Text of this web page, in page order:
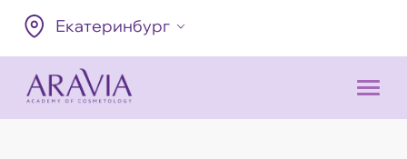
Екатеринбург